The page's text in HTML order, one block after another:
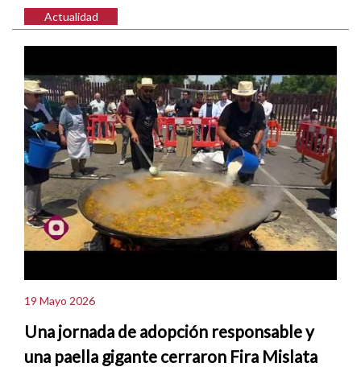
Actualidad
19 Mayo 2026
Una jornada de adopción responsable y
una paella gigante cerraron Fira Mislata